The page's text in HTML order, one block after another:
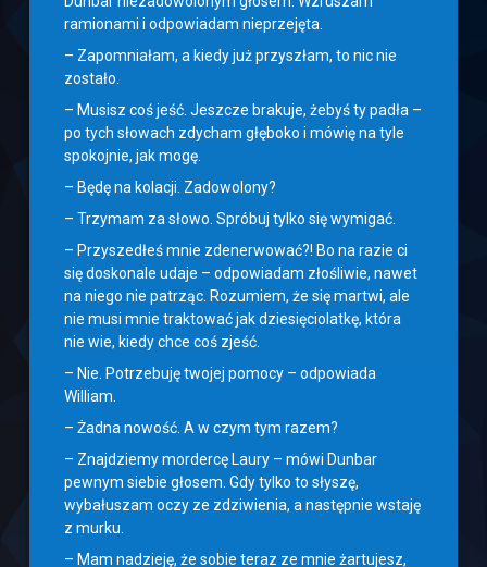
ramionami i odpowiadam nieprzejęta.
– Zapomniałam, a kiedy już przyszłam, to nic nie
zostało.
– Musisz coś jeść. Jeszcze brakuje, żebyś ty padła –
po tych słowach zdycham głęboko i mówię na tyle
spokojnie, jak mogę.
– Będę na kolacji. Zadowolony?
– Trzymam za słowo. Spróbuj tylko się wymigać.
– Przyszedłeś mnie zdenerwować?! Bo na razie ci
się doskonale udaje – odpowiadam złośliwie, nawet
na niego nie patrząc. Rozumiem, że się martwi, ale
nie musi mnie traktować jak dziesięciolatkę, która
nie wie, kiedy chce coś zjeść.
– Nie. Potrzebuję twojej pomocy – odpowiada
William.
– Żadna nowość. A w czym tym razem?
– Znajdziemy mordercę Laury – mówi Dunbar
pewnym siebie głosem. Gdy tylko to słyszę,
wybałuszam oczy ze zdziwienia, a następnie wstaję
z murku.
– Mam nadzieję, że sobie teraz ze mnie żartujesz,